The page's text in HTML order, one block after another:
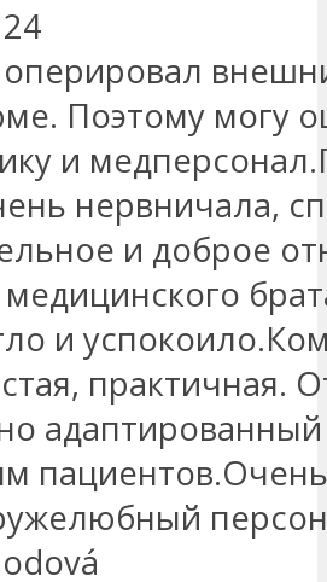
Поэтому могу
и
нервничала,
и доброе
и
практичная.